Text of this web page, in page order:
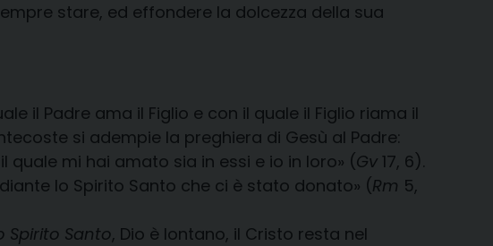
stare, ed effondere la dolcezza della sua
il Padre ama il Figlio e con il quale il Figlio riama il
si adempie la preghiera di Gesù al Padre:
mi hai amato sia in essi e io in loro» (Gv 17, 6).
lo Spirito Santo che ci è stato donato» (Rm 5,
Spirito Santo, Dio è lontano, il Cristo resta nel